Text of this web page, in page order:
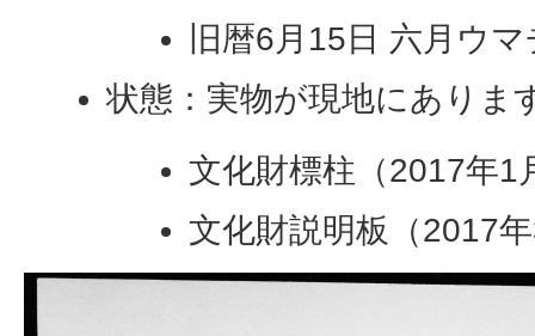
旧暦6月15日 六月ウ
状態：実物が現地にありま
文化財標柱（2017年1
文化財説明板（2017